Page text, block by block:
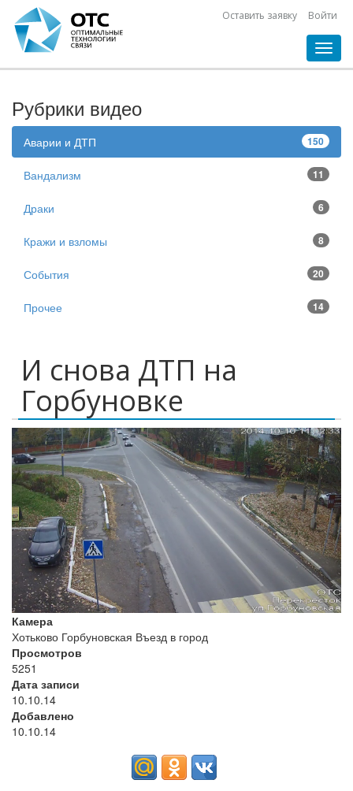
Оставить заявку Войти
Рубрики видео
150
Аварии и ДТП
11
Вандализм
6
Драки
8
Кражи и взломы
20
События
14
Прочее
И снова ДТП на
Горбуновке
Камера
Хотьково Горбуновская Въезд в город
Просмотров
5251
Дата записи
10.10.14
Добавлено
10.10.14